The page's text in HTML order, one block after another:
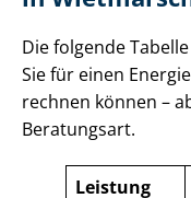
Die folgende
Sie für einen
rechnen können –
Beratungsart.
Leistung